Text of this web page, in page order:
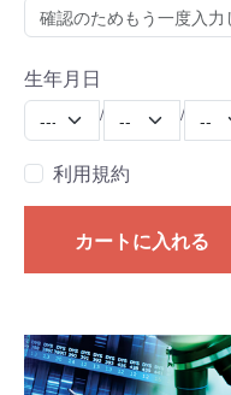
生年月日
Year
Month Day
/ /
利用規約
カートに入れる